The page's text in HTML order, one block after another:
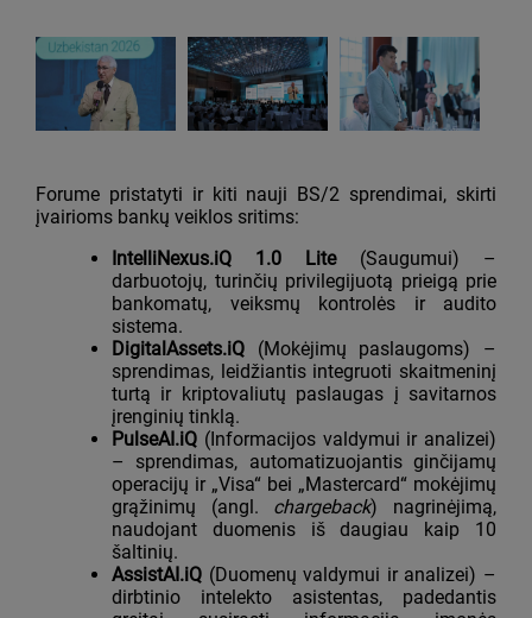
Forume pristatyti ir kiti nauji BS/2 sprendimai, skirti
įvairioms bankų veiklos sritims:
IntelliNexus.iQ 1.0 Lite(Saugumui) –
darbuotojų, turinčių privilegijuotą prieigą prie
bankomatų, veiksmų kontrolės ir audito
sistema.
DigitalAssets.iQ (Mokėjimų paslaugoms) –
sprendimas, leidžiantis integruoti skaitmeninį
turtą ir kriptovaliutų paslaugas į savitarnos
įrenginių tinklą.
PulseAI.iQ (Informacijos valdymui ir analizei)
– sprendimas, automatizuojantis ginčijamų
operacijų ir „Visa“ bei „Mastercard“ mokėjimų
grąžinimų (angl. chargeback) nagrinėjimą,
naudojant duomenis iš daugiau kaip 10
šaltinių.
AssistAI.iQ (Duomenų valdymui ir analizei) –
dirbtinio intelekto asistentas, padedantis